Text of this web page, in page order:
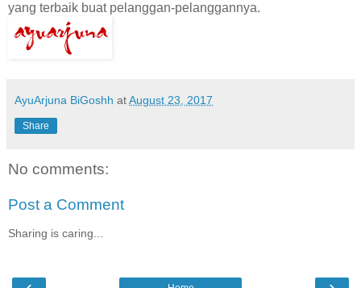
yang terbaik buat pelanggan-pelanggannya.
AyuArjuna BiGoshh atAugust 23, 2017
Share
No comments:
Post a Comment
Sharing is caring...